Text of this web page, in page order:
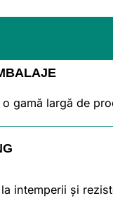
gamă largă de
intemperii și